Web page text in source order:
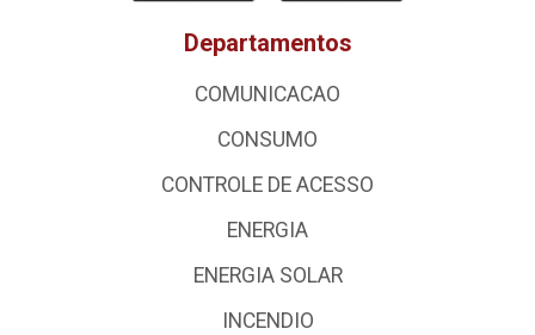
Departamentos
COMUNICACAO
CONSUMO
CONTROLE DE ACESSO
ENERGIA
ENERGIA SOLAR
INCENDIO